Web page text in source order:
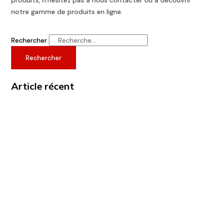
notre gamme de produits en ligne.
Rechercher
Rechercher
Article récent